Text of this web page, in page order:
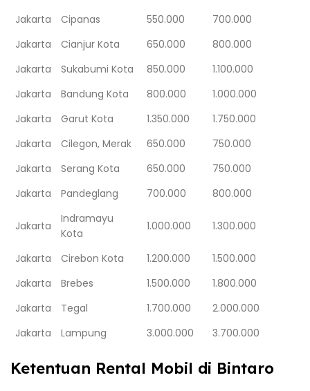
Jakarta
Cipanas 550.000
700.000
Jakarta
Cianjur Kota 650.000
800.000
Jakarta
Sukabumi Kota 850.000
1.100.000
Jakarta
Bandung Kota 800.000
1.000.000
Jakarta
Garut Kota 1.350.000
1.750.000
Jakarta
Cilegon, Merak 650.000
750.000
Jakarta
Serang Kota 650.000
750.000
Jakarta
Pandeglang 700.000 800.000
Jakarta
Indramayu
Kota
1.000.000 1.300.000
Jakarta Cirebon Kota 1.200.000
1.500.000
Jakarta
Brebes 1.500.000
1.800.000
Jakarta
Tegal 1.700.000
2.000.000
Jakarta
Lampung 3.000.000 3.700.000
Ketentuan Rental Mobil di Bintaro